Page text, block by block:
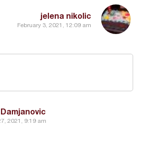
jelena nikolic
February 3, 2021, 12:09 am
2021, 9:19 am